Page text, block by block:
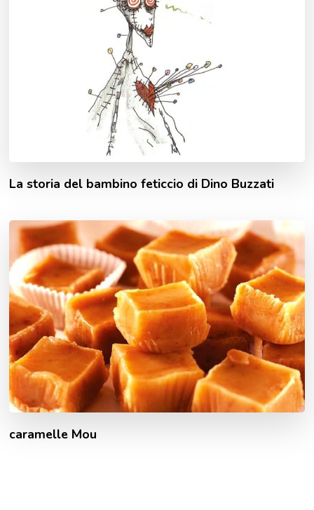
La storia del bambino feticcio di Dino Buzzati
caramelle Mou